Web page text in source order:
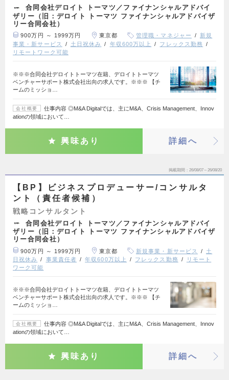
合同会社デロイト トーマツ／ファイナンシャルアドバイ
ザリー（旧：デロイト トーマツ ファイナンシャルアドバイザ
リー合同会社）
900万円 ～ 1999万円 東京都 管理職・マネジャー
新規
事業・新サービス
土日祝休み 年収600万以上
フレックス勤務
リモートワーク可能
※※※合同会社デロイトトーマツ在籍、デロイトトーマツ
ベンチャーサポート株式会社出向の求人です。※※※ 【チ
ームのミッショ…
会社概要
仕事内容 ◎M&A Digitalでは、主にM&A、Crisis Management、Innov
ationの領域において…
興味あり 詳細へ
掲載期間 26/08/07～26/08/20
【BP】ビジネスプロデューサー/コンサルタ
ント（責任者候補）
戦略コンサルタント
合同会社デロイト トーマツ／ファイナンシャルアドバイ
ザリー（旧：デロイト トーマツ ファイナンシャルアドバイザ
リー合同会社）
900万円 ～ 1999万円 東京都 新規事業・新サービス
土
日祝休み
事業責任者 年収600万以上 フレックス勤務
リモート
ワーク可能
※※※合同会社デロイトトーマツ在籍、デロイトトーマツ
ベンチャーサポート株式会社出向の求人です。※※※ 【チ
ームのミッショ…
会社概要
仕事内容 ◎M&A Digitalでは、主にM&A、Crisis Management、Innov
ationの領域において…
興味あり 詳細へ